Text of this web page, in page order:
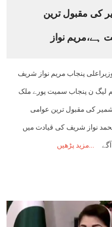
کی مقبول ترین
ہے،مریم نواز
پنجاب مریم نواز شریف
لیگ ن پنجاب سمیت پورے ملک
کی مقبول ترین عوامی
نواز شریف کی قیادت میں
مزید پڑھیں